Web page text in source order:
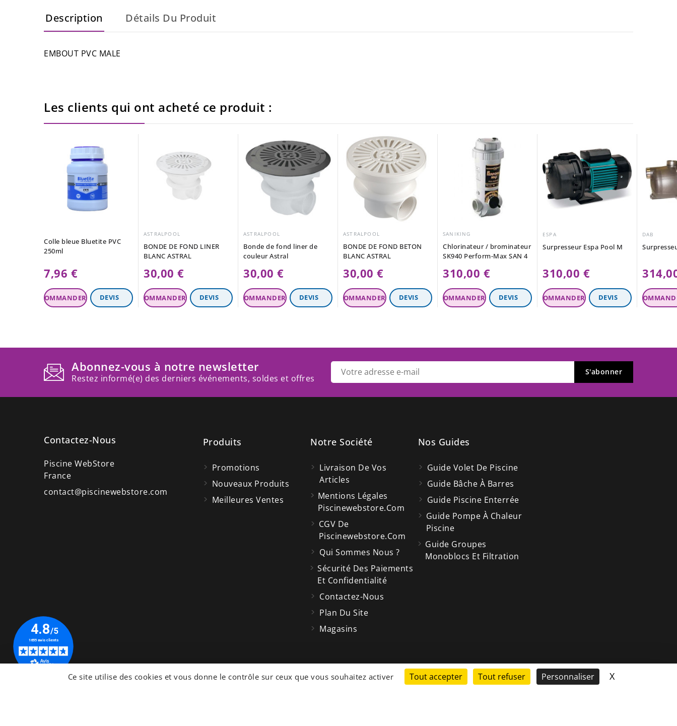
Ce site utilise des cookies et vous donne le contrôle sur ceux que vous souhaitez activer Tout accepter Tout refuser Personnaliser XMasquer le
Description Détails Du Produit
EMBOUT PVC MALE
Les clients qui ont acheté ce produit :
Colle bleue Bluetite PVC
250ml
7,96 €
ASTRALPOOL
BONDE DE FOND LINER
BLANC ASTRAL
30,00 €
ASTRALPOOL
Bonde de fond liner de
couleur Astral
30,00 €
ASTRALPOOL
BONDE DE FOND BETON
BLANC ASTRAL
30,00 €
SANIKING
Chlorinateur / brominateur
SK940 Perform-Max SAN 4
310,00 €
ESPA
Surpresseur Espa Pool M
310,00 €
DAB
Abonnez-vous à notre newsletter
Restez informé(e) des derniers événements, soldes et offres
Contactez-Nous
Piscine WebStore
France
contact@piscinewebstore.com
Produits
Promotions
Nouveaux Produits
Meilleures Ventes
Notre Société
Livraison De Vos
Articles
Mentions Légales
Piscinewebstore.com
CGV De
Piscinewebstore.com
Qui Sommes Nous ?
Sécurité Des Paiements
Et Confidentialité
Contactez-Nous
Plan Du Site
Magasins
Nos Guides
Guide Volet De Piscine
Guide Bâche À Barres
Guide Piscine Enterrée
Guide Pompe À Chaleur
Piscine
Guide Groupes
Monoblocs Et Filtration
© 2026 - Site Web développé par PiscineWebStorecp